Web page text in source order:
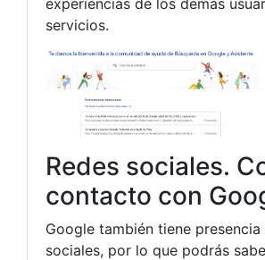
experiencias de los demás
servicios.
Redes sociales.
contacto con
Google también tiene presencia
sociales, por lo que podrás